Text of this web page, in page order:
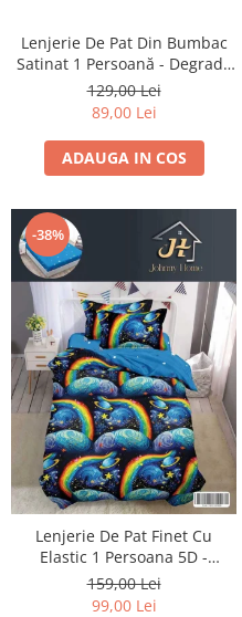
Lenjerie De Pat Din Bumbac
Satinat 1 Persoană - Degrade
Verde
129,00 Lei
89,00 Lei
ADAUGA IN COS
-38%
Lenjerie De Pat Finet Cu
Elastic 1 Persoana 5D -
Curcubeu In Spatiu
159,00 Lei
99,00 Lei